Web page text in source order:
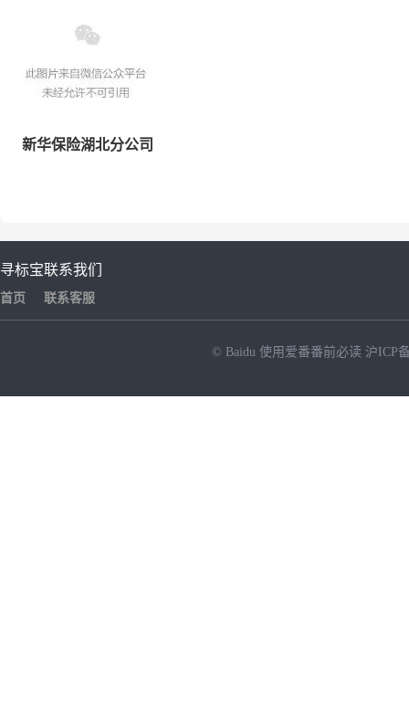
新华保险湖北分公司
寻标宝
首页
联系我们
联系客服
© Baidu 使用爱番番前必读 沪ICP